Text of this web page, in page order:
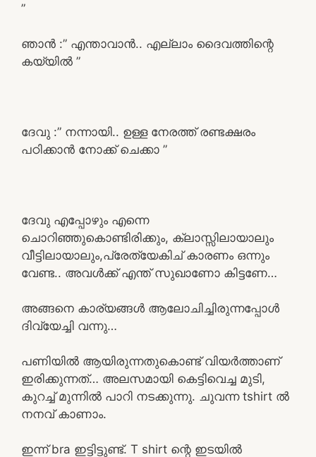
”
ഞാൻ :” എന്താവാൻ.. എല്ലാം ദൈവത്തിന്റെ
കയ്യിൽ ”
ദേവു :” നന്നായി.. ഉള്ള നേരത്ത് രണ്ടക്ഷരം
പഠിക്കാൻ നോക്ക് ചെക്കാ ”
ദേവു എപ്പോഴും എന്നെ
ചൊറിഞ്ഞുകൊണ്ടിരിക്കും, ക്ലാസ്സിലായാലും
വീട്ടിലായാലും,പ്രേത്യേകിച് കാരണം ഒന്നും
വേണ്ട.. അവൾക്ക് എന്ത് സുഖാണോ കിട്ടണേ…
അങ്ങനെ കാര്യങ്ങൾ ആലോചിച്ചിരുന്നപ്പോൾ
ദിവ്യേച്ചി വന്നു…
പണിയിൽ ആയിരുന്നതുകൊണ്ട് വിയർത്താണ്
ഇരിക്കുന്നത്… അലസമായി കെട്ടിവെച്ച മുടി,
കുറച്ച് മുന്നിൽ പാറി നടക്കുന്നു. ചുവന്ന tshirt ൽ
നനവ് കാണാം.
ഇന്ന് bra ഇട്ടിട്ടുണ്ട്. T shirt ന്റെ ഇടയിൽ